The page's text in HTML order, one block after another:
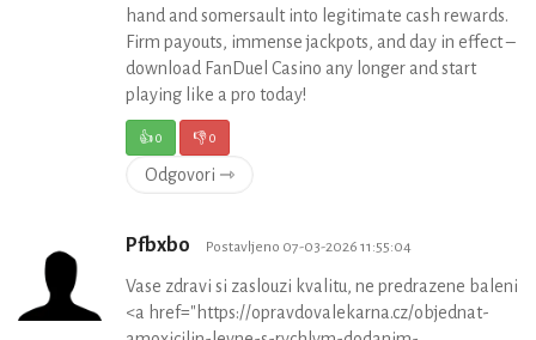
hand and somersault into legitimate cash rewards.
Firm payouts, immense jackpots, and day in effect –
download FanDuel Casino any longer and start
playing like a pro today!
👍0 👎0
Odgovori ⇾
Pfbxbo Postavljeno 07-03-2026 11:55:04
Vase zdravi si zaslouzi kvalitu, ne predrazene baleni
<a href="https://opravdovalekarna.cz/objednat-